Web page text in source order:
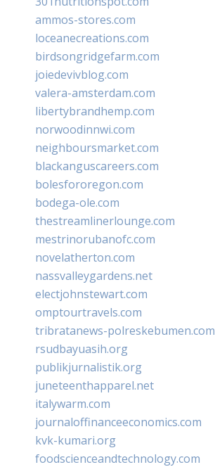
ammos-stores.com
loceanecreations.com
birdsongridgefarm.com
joiedevivblog.com
valera-amsterdam.com
libertybrandhemp.com
norwoodinnwi.com
neighboursmarket.com
blackanguscareers.com
bolesfororegon.com
bodega-ole.com
thestreamlinerlounge.com
mestrinorubanofc.com
novelatherton.com
nassvalleygardens.net
electjohnstewart.com
omptourtravels.com
tribratanews-polreskebumen.com
rsudbayuasih.org
publikjurnalistik.org
juneteenthapparel.net
italywarm.com
journaloffinanceeconomics.com
kvk-kumari.org
foodscienceandtechnology.com